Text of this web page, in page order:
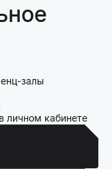
залы
личном кабинете